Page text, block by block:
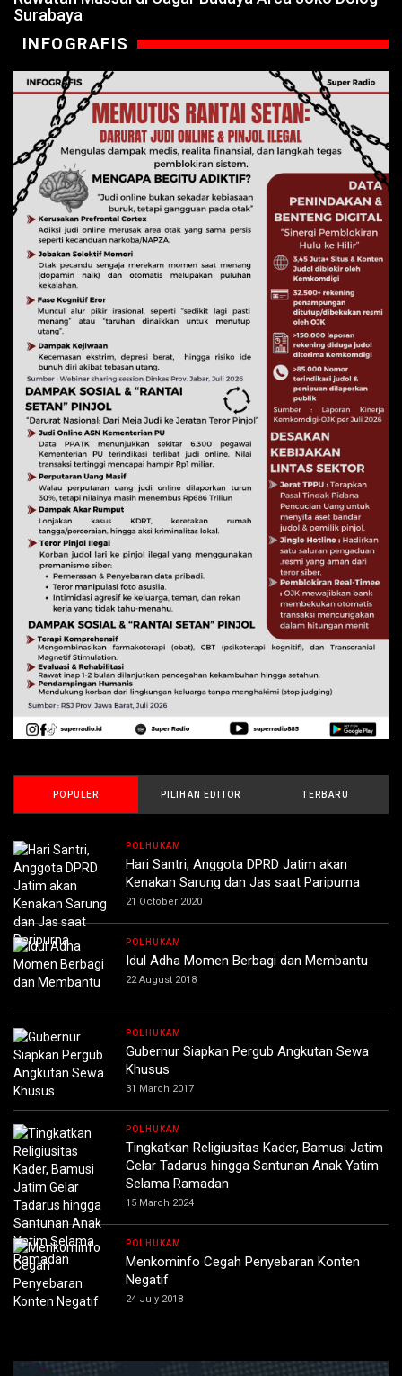
Surabaya
INFOGRAFIS
POPULER PILIHAN EDITOR TERBARU
POLHUKAM
Hari Santri, Anggota DPRD Jatim akan
Kenakan Sarung dan Jas saat Paripurna
21 October 2020
POLHUKAM
Idul Adha Momen Berbagi dan Membantu
22 August 2018
POLHUKAM
Gubernur Siapkan Pergub Angkutan Sewa
Khusus
31 March 2017
POLHUKAM
Tingkatkan Religiusitas Kader, Bamusi Jatim
Gelar Tadarus hingga Santunan Anak Yatim
Selama Ramadan
15 March 2024
POLHUKAM
Menkominfo Cegah Penyebaran Konten
Negatif
24 July 2018